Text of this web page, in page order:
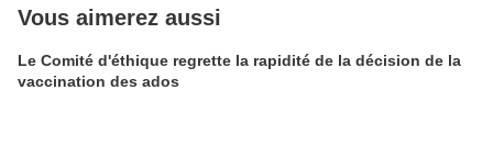
Vous aimerez aussi
Le Comité d'éthique regrette la rapidité de la décision de la
vaccination des ados